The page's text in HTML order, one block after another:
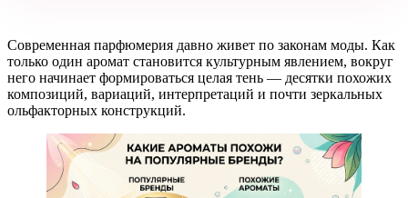
Современная парфюмерия давно живет по законам моды. Как
только один аромат становится культурным явлением, вокруг
него начинает формироваться целая тень — десятки похожих
композиций, вариаций, интерпретаций и почти зеркальных
ольфакторных конструкций.